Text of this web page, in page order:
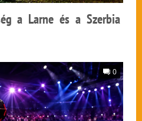
a Larne és a Szerbia
0